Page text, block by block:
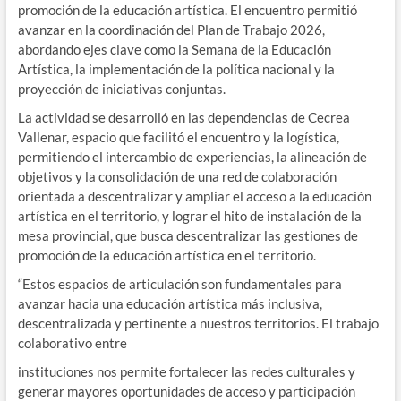
promoción de la educación artística. El encuentro permitió
avanzar en la coordinación del Plan de Trabajo 2026,
abordando ejes clave como la Semana de la Educación
Artística, la implementación de la política nacional y la
proyección de iniciativas conjuntas.
La actividad se desarrolló en las dependencias de Cecrea
Vallenar, espacio que facilitó el encuentro y la logística,
permitiendo el intercambio de experiencias, la alineación de
objetivos y la consolidación de una red de colaboración
orientada a descentralizar y ampliar el acceso a la educación
artística en el territorio, y lograr el hito de instalación de la
mesa provincial, que busca descentralizar las gestiones de
promoción de la educación artística en el territorio.
“Estos espacios de articulación son fundamentales para
avanzar hacia una educación artística más inclusiva,
descentralizada y pertinente a nuestros territorios. El trabajo
colaborativo entre
instituciones nos permite fortalecer las redes culturales y
generar mayores oportunidades de acceso y participación